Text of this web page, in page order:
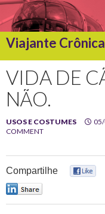
Viajante Crônica
TO
CONTENT
VIDA DE
NÃO.
USOS E COSTUMES
COMMENT
Compartilhe